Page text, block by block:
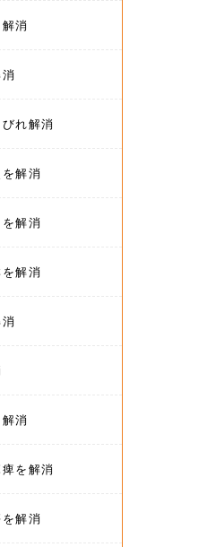
消
れ解消
解消
解消
解消
消
を解消
解消